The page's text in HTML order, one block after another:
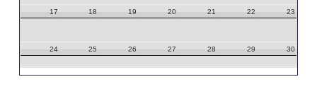
17 18 19 20 21 22 23
24 25 26 27 28 29 30